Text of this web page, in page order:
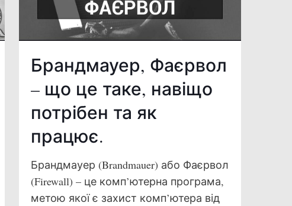
Брандмауер, Фаєрвол
– що це таке, навіщо
потрібен та як
працює.
Брандмауер (Brandmauer) або Фаєрвол
(Firewall) – це комп’ютерна програма,
метою якої є захист комп’ютера від